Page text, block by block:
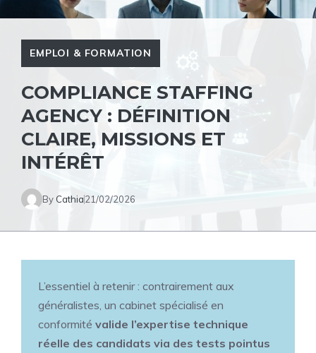
EMPLOI & FORMATION
COMPLIANCE STAFFING
AGENCY : DÉFINITION
CLAIRE, MISSIONS ET
INTÉRÊT
By Cathia21/02/2026
L’essentiel à retenir : contrairement aux
généralistes, un cabinet spécialisé en
conformité valide l’expertise technique
réelle des candidats via des tests pointus